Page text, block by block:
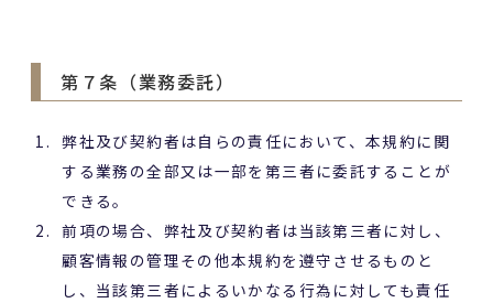
第７条（業務委託）
弊社及び契約者は自らの責任において、本規約に関
する業務の全部又は一部を第三者に委託することが
できる。
前項の場合、弊社及び契約者は当該第三者に対し、
顧客情報の管理その他本規約を遵守させるものと
し、当該第三者によるいかなる行為に対しても責任